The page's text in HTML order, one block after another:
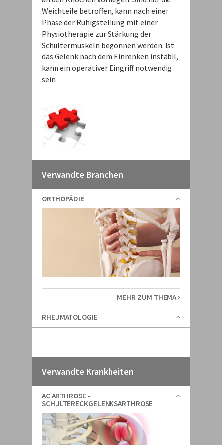
Weichteile betroffen, kann nach einer
Phase der Ruhigstellung mit einer
Physiotherapie zur Stärkung der
Schultermuskeln begonnen werden. Ist
das Gelenk nach dem Einrenken instabil,
kann ein operativer Eingriff notwendig
sein.
Verwandte Branchen
ORTHOPÄDIE
MEHR ZUM THEMA
RHEUMATOLOGIE
Verwandte Krankheiten
AC ARTHROSE -
SCHULTERECKGELENKSARTHROSE